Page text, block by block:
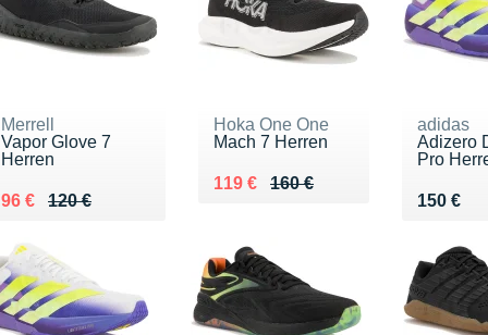
Merrell
Vapor Glove 7
Herren
120 €
Au lieu de 120 €
96 €
Vendu 96 €
Hoka One One
Mach 7 Herren
160 €
Au lieu de 160 €
119 €
Vendu 119 €
adidas
Adizero
Pro
150 €
Vendu